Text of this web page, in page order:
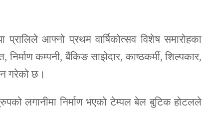
आफ्नो प्रथम वार्षिकोत्सव विशेष समारोहका
निर्माण कम्पनी, बैंकिङ साझेदार, काष्ठकर्मी, शिल्पकार,
गरेको छ।
लगानीमा निर्माण भएको टेम्पल बेल बुटिक होटलले